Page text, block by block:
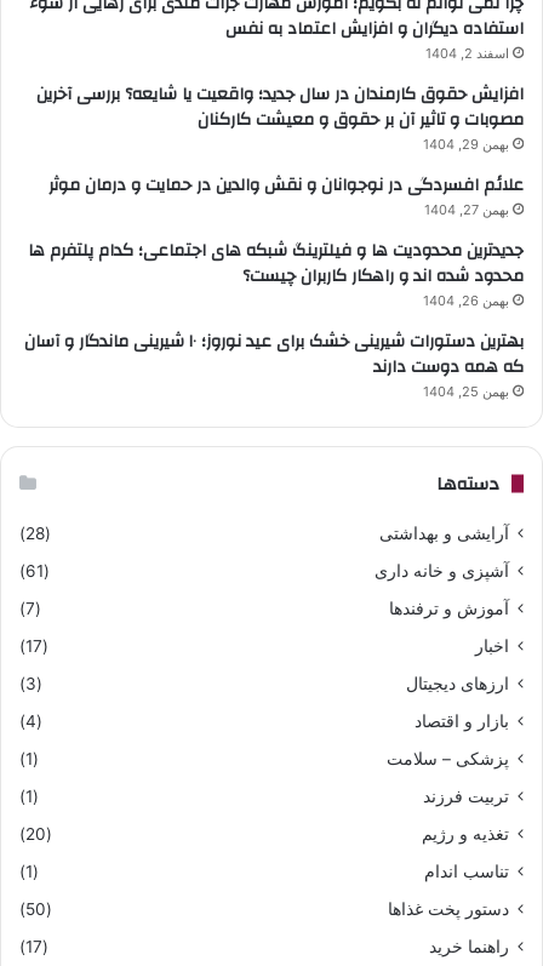
استفاده دیگران و افزایش اعتماد به نفس
اسفند 2, 1404
افزایش حقوق کارمندان در سال جدید؛ واقعیت یا شایعه؟ بررسی آخرین
مصوبات و تاثیر آن بر حقوق و معیشت کارکنان
بهمن 29, 1404
علائم افسردگی در نوجوانان و نقش والدین در حمایت و درمان موثر
بهمن 27, 1404
جدیدترین محدودیت ها و فیلترینگ شبکه های اجتماعی؛ کدام پلتفرم ها
محدود شده اند و راهکار کاربران چیست؟
بهمن 26, 1404
بهترین دستورات شیرینی خشک برای عید نوروز؛ ۱۰ شیرینی ماندگار و آسان
که همه دوست دارند
بهمن 25, 1404
دسته‌ها
آرایشی و بهداشتی
(28)
آشپزی و خانه داری
(61)
آموزش و ترفندها
(7)
اخبار
(17)
ارزهای دیجیتال
(3)
بازار و اقتصاد
(4)
پزشکی – سلامت
(1)
تربیت فرزند
(1)
تغذیه و رژیم
(20)
تناسب اندام
(1)
دستور پخت غذاها
(50)
راهنما خرید
(17)